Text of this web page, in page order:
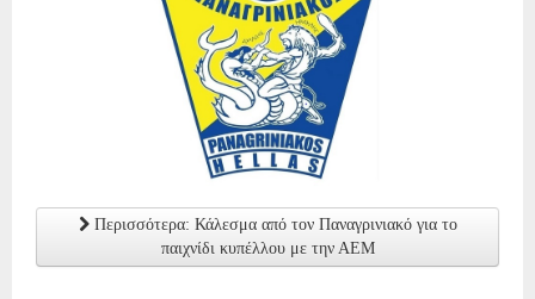
Περισσότερα: Κάλεσμα από τον Παναγρινιακό για το
παιχνίδι κυπέλλου με την ΑΕΜ